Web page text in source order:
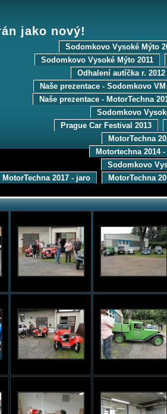
jako nový!
Sodomkovo Vysoké Mýto
Sodomkovo Vysoké Mýto 2011
Odhalení autíčka r.
Naše prezentace - Sodomkovo VM
Naše prezentace - MotorTechna
Sodomkovo
Prague Car Festival 2013
MotorTechna
Motortechna 2014
Sodomkovo
MotorTechna
MotorTechna 2017 - jaro